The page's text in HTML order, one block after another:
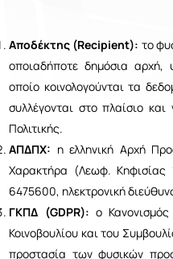
Αποδέκτης (Recipient): το
οποιαδήποτε δημόσια
οποίο κοινολογούνται τα
συλλέγονται στο πλαίσιο
Πολιτικής.
ΑΠΔΠΧ: η ελληνική Αρχή
Χαρακτήρα (Λεωφ. Κηφισίας
6475600, ηλεκτρονική
ΓΚΠΔ (GDPR): ο
Κοινοβουλίου και του
προστασία των φυσικών